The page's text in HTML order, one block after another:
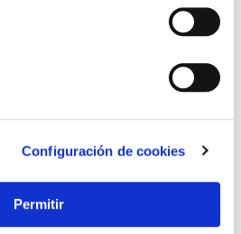
Configuración de cookies
Permitir
profesional ironside
34,15 €